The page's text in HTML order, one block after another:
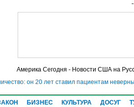
Америка Сегодня - Новости США на
он 20 лет ставил пациентам
БИЗНЕС КУЛЬТУРА ДОСУГ